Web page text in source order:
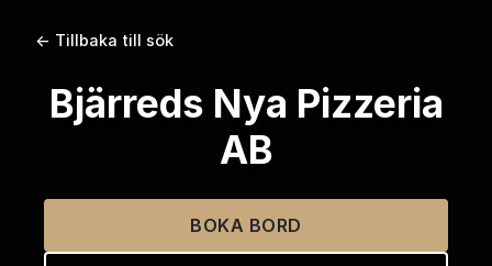
← Tillbaka till sök
Bjärreds Nya Pizzeria
AB
BOKA BORD